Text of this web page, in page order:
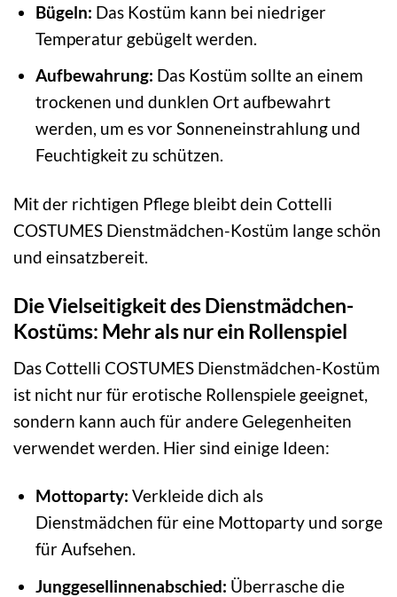
Bügeln: Das Kostüm kann bei niedriger
Temperatur gebügelt werden.
Aufbewahrung: Das Kostüm sollte an einem
trockenen und dunklen Ort aufbewahrt
werden, um es vor Sonneneinstrahlung und
Feuchtigkeit zu schützen.
Mit der richtigen Pflege bleibt dein Cottelli
COSTUMES Dienstmädchen-Kostüm lange schön
und einsatzbereit.
Die Vielseitigkeit des Dienstmädchen-
Kostüms: Mehr als nur ein Rollenspiel
Das Cottelli COSTUMES Dienstmädchen-Kostüm
ist nicht nur für erotische Rollenspiele geeignet,
sondern kann auch für andere Gelegenheiten
verwendet werden. Hier sind einige Ideen:
Mottoparty: Verkleide dich als
Dienstmädchen für eine Mottoparty und sorge
für Aufsehen.
Junggesellinnenabschied: Überrasche die